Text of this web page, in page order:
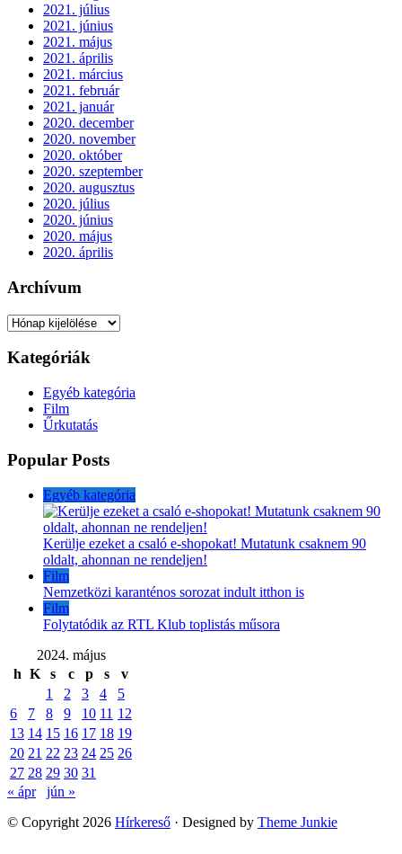
2021. július
2021. június
2021. május
2021. április
2021. március
2021. február
2021. január
2020. december
2020. november
2020. október
2020. szeptember
2020. augusztus
2020. július
2020. június
2020. május
2020. április
Archívum
Archívum
Kategóriák
Egyéb kategória
Film
Űrkutatás
Popular Posts
Egyéb kategória
Kerülje ezeket a csaló e-shopokat! Mutatunk csaknem 90
oldalt, ahonnan ne rendeljen!
Film
Nemzetközi karanténos sorozat indult itthon is
Film
Folytatódik az RTL Klub toplistás műsora
2024. május
h K s c p s
v
1
2 3 4
5
6
7 8 9 10 11 12
13 14 15 16 17 18 19
20 21 22 23 24 25 26
27 28 29 30 31
« ápr
jún »
© Copyright 2026 Hírkereső · Designed by Theme Junkie